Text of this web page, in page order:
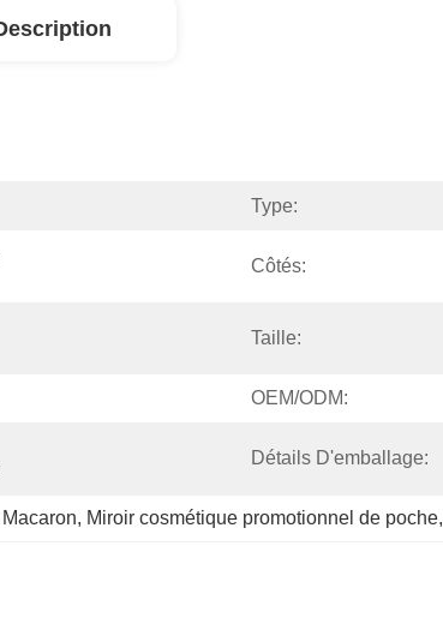
Type:
Côtés:
Taille:
OEM/ODM:
Détails D'emballage:
, Miroir cosmétique promotionnel de poche,